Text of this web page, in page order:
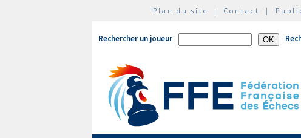
Plan du site | Contact |
Rechercher un joueur